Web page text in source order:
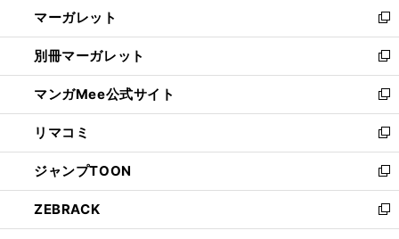
く
で
開
く
ド
ウ
で
開
く
い
ウ
ィ
ン
ド
ウ
で
開
く
マーガレット
新
し
い
ウ
ィ
ン
ド
ウ
で
開
く
別冊マーガレット
新
し
い
ウ
ィ
ン
ド
ウ
で
開
マンガMee公式サイト
新
し
い
ウ
ィ
ン
ド
ウ
リマコミ
新
し
い
ウ
ィ
ン
ジャンプTOON
新
し
い
ウ
ZEBRACK
新
し